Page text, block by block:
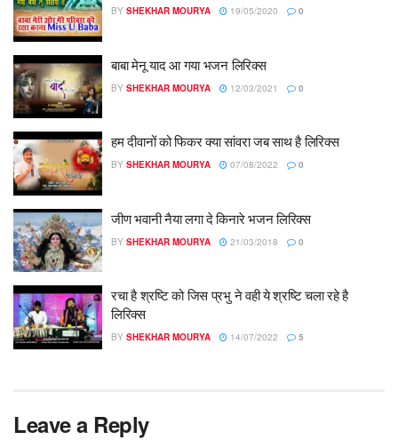
BY SHEKHAR MOURYA 19/05/2020 0
बाबा मेनू याद आ गया भजन लिरिक्स
BY SHEKHAR MOURYA 12/03/2021 0
हम दीवानों को फिकर क्या सांवरा जब साथ है लिरिक्स
BY SHEKHAR MOURYA 07/08/2022 0
जीण भवानी नैया लगा दे किनारे भजन लिरिक्स
BY SHEKHAR MOURYA 21/03/2018 0
रचा है श्रष्टि को जिस प्रभु ने वही ये श्रष्टि चला रहे है
लिरिक्स
BY SHEKHAR MOURYA 14/07/2022 5
Leave a Reply